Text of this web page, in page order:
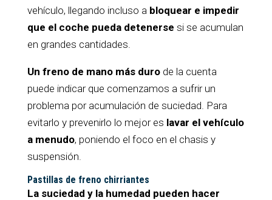
vehículo, llegando incluso a bloquear e impedir
que el coche pueda detenerse si se acumulan
en grandes cantidades.
Un freno de mano más durode la cuenta
puede indicar que comenzamos a sufrir un
problema por acumulación de suciedad. Para
evitarlo y prevenirlo lo mejor es lavar el vehículo
a menudo, poniendo el foco en el chasis y
suspensión.
Pastillas de freno chirriantes
La suciedad y la humedad pueden hacer